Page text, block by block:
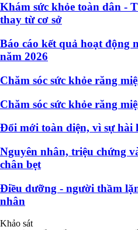
Khám sức khỏe toàn dân -
thay từ cơ sở
Báo cáo kết quả hoạt động
năm 2026
Chăm sóc sức khỏe răng
Chăm sóc sức khỏe răng
Đổi mới toàn diện, vì sự hài
Nguyên nhân, triệu chứng
chân bẹt
Điều dưỡng - người thầm
nhân
Khảo sát